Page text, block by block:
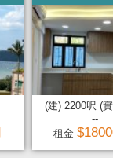
(建) 2200呎 (
--
租金